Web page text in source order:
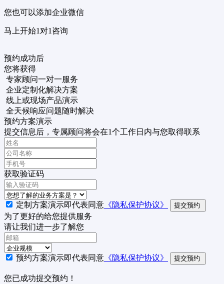
您也可以添加企业微信
马上开始1对1咨询
预约成功后
您将获得
专家顾问一对一服务
企业定制化解决方案
线上或现场产品演示
全天候响应问题随时解决
预约方案演示
提交信息后，专属顾问将会在1个工作日内与您取得联系
获取验证码
定制方案演示即代表同意 《隐私保护协议》 提交预约
为了更好的给您提供服务
请让我们进一步了解您
预约方案演示即代表同意 《隐私保护协议》 提交预约
您已成功提交预约！